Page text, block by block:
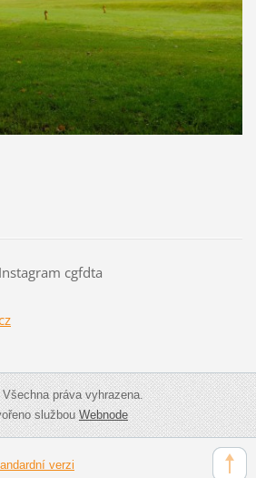
cgfdta
práva vyhrazena.
službouWebnode
verzi